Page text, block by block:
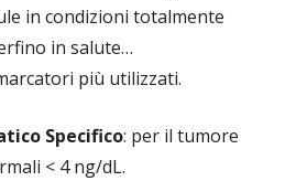
in condizioni totalmente
in salute…
più utilizzati.
Specifico: per il tumore
< 4 ng/dL.